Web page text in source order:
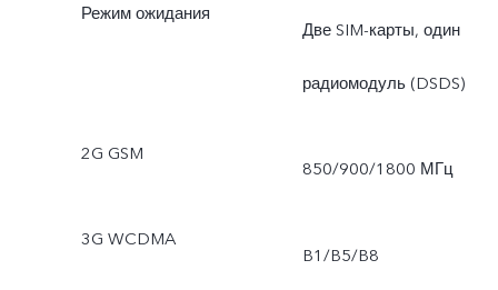
Режим ожидания
Две SIM-карты, один
радиомодуль (DSDS)
2G GSM
850/900/1800 МГц
3G WCDMA
B1/B5/B8